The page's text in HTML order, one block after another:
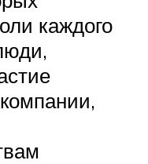
каждого